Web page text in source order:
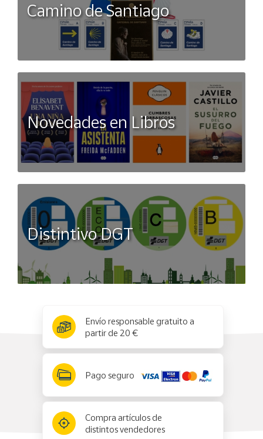
Camino de Santiago
Novedades en Libros
Distintivo DGT
Envío responsable gratuito a
partir de 20 €
Pago seguro
Compra artículos de
distintos vendedores